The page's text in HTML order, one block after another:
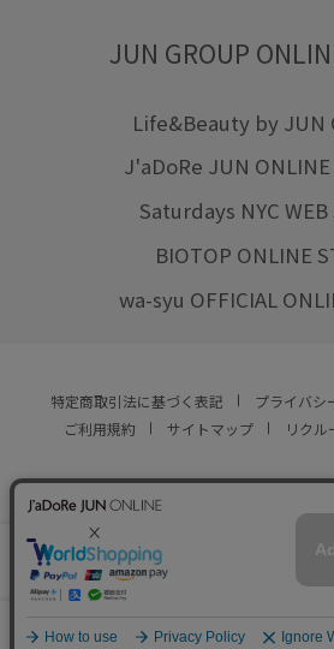
0
JUN GROUP
Life&Beauty by JUN
J'aDoRe JUN
Saturdays NYC WEB
BIOTOP ONLINE
wa-syu OFFICIAL
特定商取引法に基づく表記 プライバシ
ご利用規約
サイトマップ リクル
© JUN CO.,LTD. ALL RIGHTS
店舗在庫
をみる
この商品は現在販売し